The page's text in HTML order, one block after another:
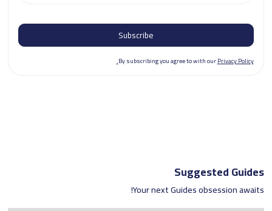
By subscribing you agree to with ourPrivacy Policy.
Suggested Guides
Your next Guides obsession awaits!